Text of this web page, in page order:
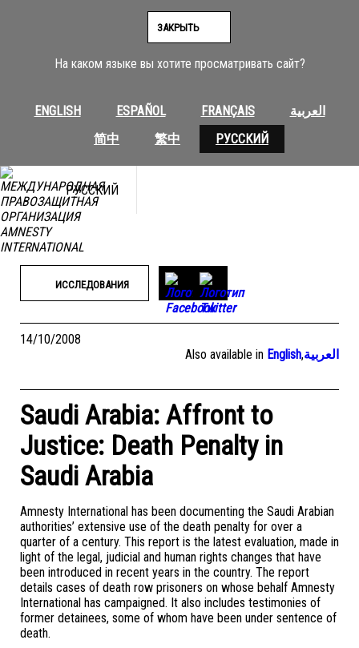
На каком языке вы хотите просматривать сайт?
ENGLISH ESPAÑOL FRANÇAIS
العربية
简中
繁中 РУССКИЙ
ЗАКРЫТЬ
РУССКИЙ
ИССЛЕДОВАНИЯ
14/10/2008
Also available in English,العربية
Saudi Arabia: Affront to
Justice: Death Penalty in
Saudi Arabia
Amnesty International has been documenting the Saudi Arabian
authorities’ extensive use of the death penalty for over a
quarter of a century. This report is the latest evaluation, made in
light of the legal, judicial and human rights changes that have
been introduced in recent years in the country. The report
details cases of death row prisoners on whose behalf Amnesty
International has campaigned. It also includes testimonies of
former detainees, some of whom have been under sentence of
death.